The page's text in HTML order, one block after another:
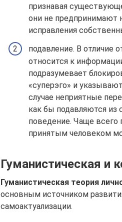
признавая
они не предпринимают
исправления
подавление. В отличие
относится к
подразумевает
«суперэго» и
случае неприятные
как бы подавляются из
поведение. Чаще всего
принятым человеком
Гуманистическая и
Гуманистическая теория
основным источником
самоактуализации.